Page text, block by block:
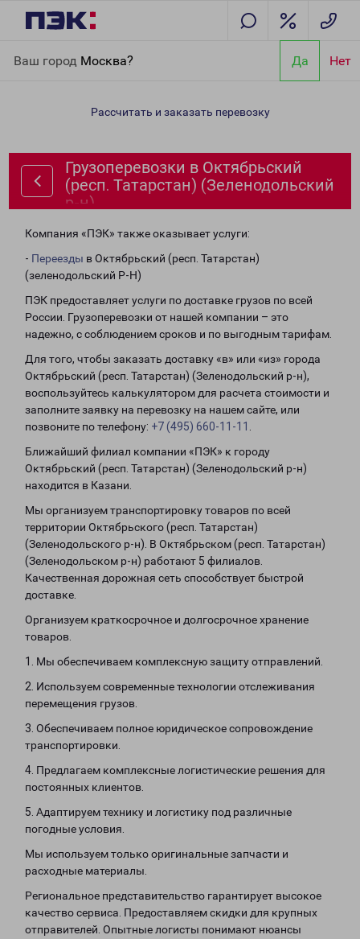
Ваш город Москва? Да Нет
Татарстан) (Зеленодольский р-н)
Рассчитать и заказать перевозку
Грузоперевозки в Октябрьский
(респ. Татарстан) (Зеленодольский
р-н)
Компания «ПЭК» также оказывает услуги:
- Переезды в Октябрьский (респ. Татарстан)
(зеленодольский Р-Н)
ПЭК предоставляет услуги по доставке грузов по всей
России. Грузоперевозки от нашей компании – это
надежно, с соблюдением сроков и по выгодным тарифам.
Для того, чтобы заказать доставку «в» или «из» города
Октябрьский (респ. Татарстан) (Зеленодольский р-н),
воспользуйтесь калькулятором для расчета стоимости и
заполните заявку на перевозку на нашем сайте, или
позвоните по телефону: +7 (495) 660-11-11
Ближайший филиал компании «ПЭК» к городу
Октябрьский (респ. Татарстан) (Зеленодольский р-н)
находится в Казани.
Мы организуем транспортировку товаров по всей
территории Октябрьского (респ. Татарстан)
(Зеленодольского р-н). В Октябрьском (респ. Татарстан)
(Зеленодольском р-н) работают 5 филиалов.
Качественная дорожная сеть способствует быстрой
доставке.
Организуем краткосрочное и долгосрочное хранение
товаров.
1. Мы обеспечиваем комплексную защиту отправлений.
2. Используем современные технологии отслеживания
перемещения грузов.
3. Обеспечиваем полное юридическое сопровождение
транспортировки.
4. Предлагаем комплексные логистические решения для
постоянных клиентов.
5. Адаптируем технику и логистику под различные
погодные условия.
Мы используем только оригинальные запчасти и
расходные материалы.
Региональное представительство гарантирует высокое
качество сервиса. Предоставляем скидки для крупных
отправителей. Опытные логисты понимают нюансы